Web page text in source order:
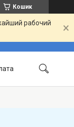
Кошик
рабочий